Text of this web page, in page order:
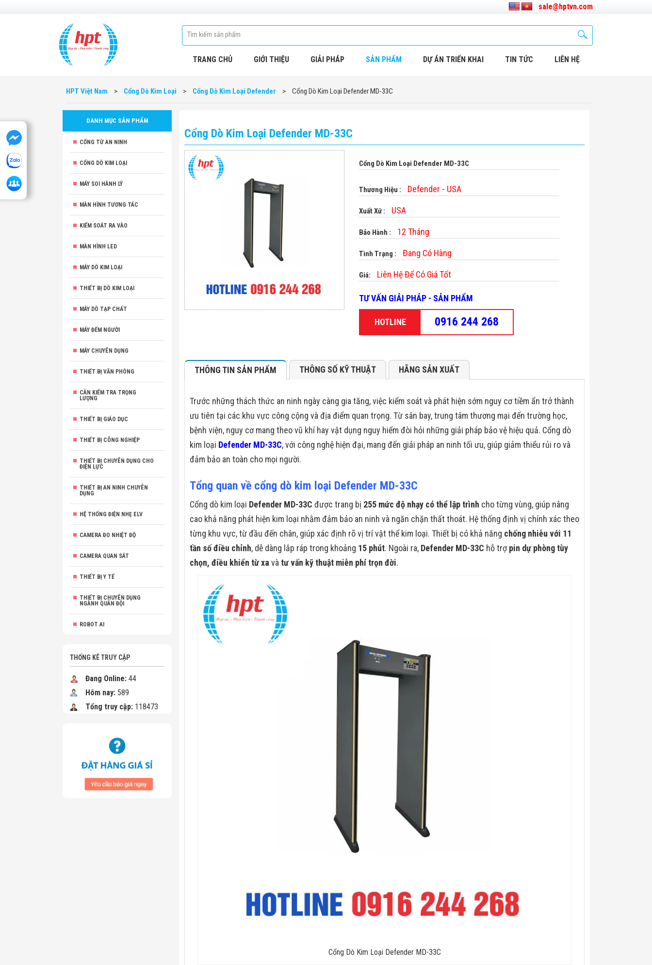
sale@hptvn.com
TRANG CHỦ GIỚI THIỆU GIẢI PHÁP SẢN PHẨM DỰ ÁN TRIỂN KHAI TIN TỨC LIÊN HỆ
HPT Việt Nam > Cổng Dò Kim Loại > Cổng Dò Kim Loại Defender > Cổng Dò Kim Loại Defender MD-33C
DANH MỤC SẢN PHẨM
CỔNG TỪ AN NINH
CỔNG DÒ KIM LOẠI
MÁY SOI HÀNH LÝ
MÀN HÌNH TƯƠNG TÁC
KIỂM SOÁT RA VÀO
MÀN HÌNH LED
MÁY DÒ KIM LOẠI
THIẾT BỊ DÒ KIM LOẠI
MÁY DÒ TẠP CHẤT
MÁY ĐẾM NGƯỜI
MÁY CHUYÊN DỤNG
THIẾT BỊ VĂN PHÒNG
CÂN KIỂM TRA TRỌNG
LƯỢNG
THIẾT BỊ GIÁO DỤC
THIẾT BỊ CÔNG NGHIỆP
THIẾT BỊ CHUYÊN DỤNG CHO
ĐIỆN LỰC
THIẾT BỊ AN NINH CHUYÊN
DỤNG
HỆ THỐNG ĐIỆN NHẸ ELV
CAMERA ĐO NHIỆT ĐỘ
CAMERA QUAN SÁT
THIẾT BỊ Y TẾ
THIẾT BỊ CHUYÊN DỤNG
NGÀNH QUÂN ĐỘI
ROBOT AI
THỐNG KÊ TRUY CẬP
Đang Online: 44
Hôm nay: 589
Tổng truy cập: 118473
Cổng Dò Kim Loại Defender MD-33C
Cổng Dò Kim Loại Defender MD-33C
Thương Hiệu : Defender - USA
Xuất Xứ : USA
Bảo Hành : 12 Tháng
Tình Trạng : Đang Có Hàng
Giá: Liên Hệ Để Có Giá Tốt
TƯ VẤN GIẢI PHÁP - SẢN PHẨM
HOTLINE 0916 244 268
THÔNG TIN SẢN PHẨM THÔNG SỐ KỸ THUẬT HÃNG SẢN XUẤT
Trước những thách thức an ninh ngày càng gia tăng, việc kiểm soát và phát hiện sớm nguy cơ tiềm ẩn trở thành
ưu tiên tại các khu vực công cộng và địa điểm quan trọng. Từ sân bay, trung tâm thương mại đến trường học,
bệnh viện, nguy cơ mang theo vũ khí hay vật dụng nguy hiểm đòi hỏi những giải pháp bảo vệ hiệu quả. Cổng dò
kim loại Defender MD-33C, với công nghệ hiện đại, mang đến giải pháp an ninh tối ưu, giúp giảm thiểu rủi ro và
đảm bảo an toàn cho mọi người.
Tổng quan về cổng dò kim loại Defender MD-33C
Cổng dò kim loại Defender MD-33C được trang bị 255 mức độ nhạy có thể lập trình cho từng vùng, giúp nâng
cao khả năng phát hiện kim loại nhằm đảm bảo an ninh và ngăn chặn thất thoát. Hệ thống định vị chính xác theo
từng khu vực, từ đầu đến chân, giúp xác định rõ vị trí vật thể kim loại. Thiết bị có khả năng chống nhiễu với 11
tần số điều chỉnh, dễ dàng lắp ráp trong khoảng 15 phút. Ngoài ra, Defender MD-33C hỗ trợ pin dự phòng tùy
chọn, điều khiển từ xa và tư vấn kỹ thuật miễn phí trọn đời.
Cổng Dò Kim Loại Defender MD-33C